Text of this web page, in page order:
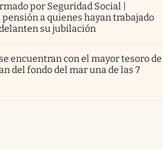
por Seguridad Social |
pensión a quienes hayan trabajado
su jubilación
encuentran con el mayor tesoro de
del fondo del mar una de las 7